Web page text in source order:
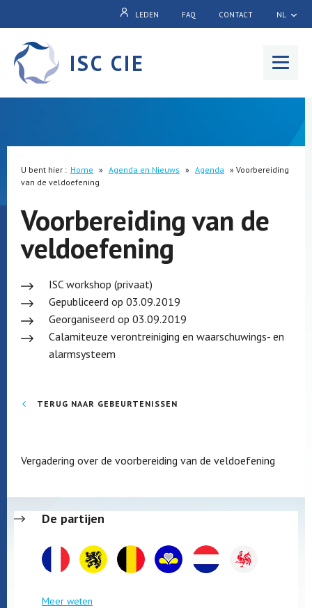
LEDEN FAQ CONTACT NL
ISC CIE
U bent hier : Home » Agenda en Nieuws » Agenda » Voorbereiding
van de veldoefening
Voorbereiding van de
veldoefening
ISC workshop (privaat)
Gepubliceerd op 03.09.2019
Georganiseerd op 03.09.2019
Calamiteuze verontreiniging en waarschuwings- en
alarmsysteem
TERUG NAAR GEBEURTENISSEN
Vergadering over de voorbereiding van de veldoefening
De partijen
Meer weten